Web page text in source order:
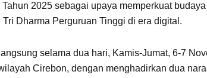
Tahun 2025 sebagai upaya memperkuat
Tri Dharma Perguruan Tinggi di era digital.
selama dua hari, Kamis-Jumat, 6-7
Cirebon, dengan menghadirkan dua